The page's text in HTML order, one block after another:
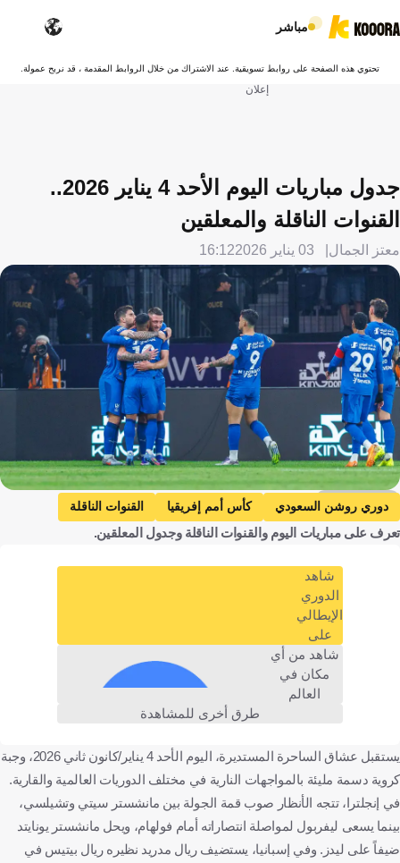
مباشر
تحتوي هذه الصفحة على روابط تسويقية. عند الاشتراك من خلال الروابط المقدمة ، قد نربح عمولة.
إعلان
جدول مباريات اليوم الأحد 4 يناير 2026..
القنوات الناقلة والمعلقين
معتز الجمال 03 يناير 2026 16:12
Getty Images
دوري روشن السعودي كأس أمم إفريقيا
القنوات الناقلة
الحزم ضد نيوم
الحزم نيوم
ضمك ضد الهلال
الهلال القادسية ضد الرياض
القادسية
الدوري الإسباني
ريال بيتيس
ديبورتيفو ألافيس ضد ريال أوفييدو
ديبورتيفو ألافيس
ريال أوفييدو
مايوركا ضد جيرونا
جيرونا
ريال سوسييداد ضد أتلتيكو مدريد
ليدز يونايتد ضد مانشستر يونايتد
ليدز يونايتد
مانشستر يونايتد
الدوري الإنجليزي الممتاز
فولهام ضد ليفربول
فولهام
ليفربول
توتنهام هوتسبير ضد سندرلاند
توتنهام هوتسبير
سندرلاند
تعرف على مباريات اليوم والقنوات الناقلة وجدول المعلقين.
شاهد
الدوري
الإيطالي
على
شاهد من أي
مكان في
العالم
طرق أخرى للمشاهدة
يستقبل عشاق الساحرة المستديرة، اليوم الأحد 4 يناير/كانون ثاني 2026، وجبة
كروية دسمة مليئة بالمواجهات النارية في مختلف الدوريات العالمية والقارية.
في إنجلترا، تتجه الأنظار صوب قمة الجولة بين مانشستر سيتي وتشيلسي،
بينما يسعى ليفربول لمواصلة انتصاراته أمام فولهام، ويحل مانشستر يونايتد
ضيفاً على ليدز. وفي إسبانيا، يستضيف ريال مدريد نظيره ريال بيتيس في